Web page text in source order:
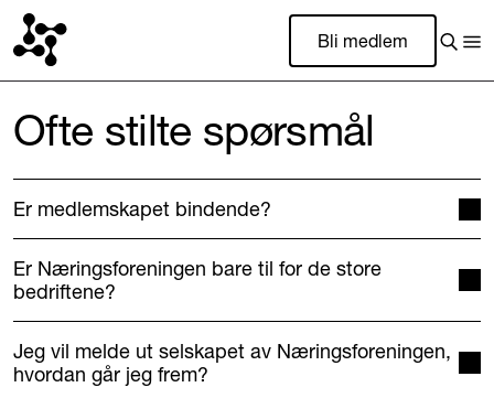
Bli medlem
Ofte stilte spørsmål
Er medlemskapet bindende?
Er Næringsforeningen bare til for de store
bedriftene?
Jeg vil melde ut selskapet av Næringsforeningen,
hvordan går jeg frem?